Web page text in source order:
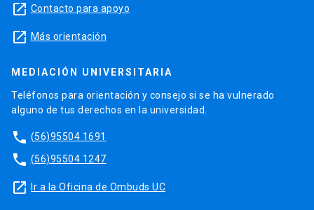
launch Contacto para apoyo
launch Más orientación
MEDIACIÓN UNIVERSITARIA
Teléfonos para orientación y consejo si se ha vulnerado
alguno de tus derechos en la universidad.
phone (56)95504 1691
phone (56)95504 1247
launch Ir a la Oficina de Ombuds UC